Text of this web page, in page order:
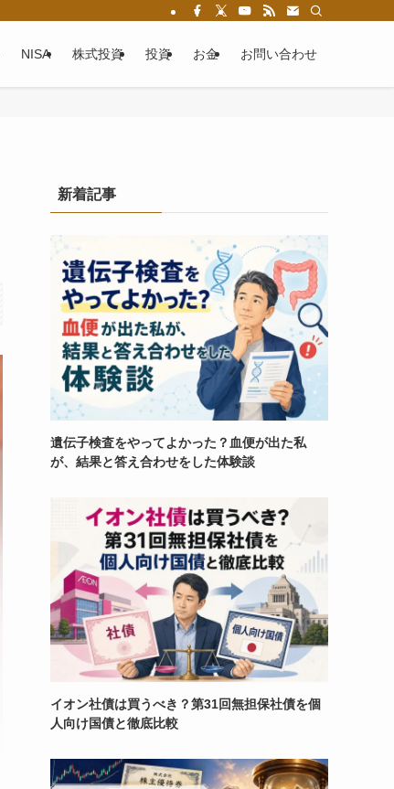
NISA 株式投資 投資 お金 お問い合わせ
新着記事
遺伝子検査をやってよかった？血便が出た私
が、結果と答え合わせをした体験談
イオン社債は買うべき？第31回無担保社債を個
人向け国債と徹底比較